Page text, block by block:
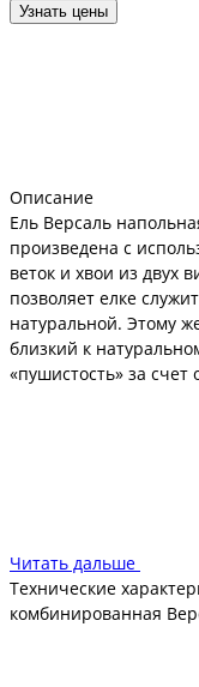
Узнать цены
Описание
Ель Версаль
произведена с
веток и хвои из двух
позволяет елке
натуральной. Этому
близкий к
«пушистость» за
Читать дальше
Технические
комбинированная